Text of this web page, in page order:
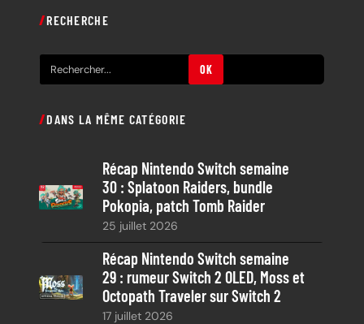
RECHERCHE
e
h
c
h
OK
DANS LA MÊME CATÉGORIE
Récap Nintendo Switch semaine
30 : Splatoon Raiders, bundle
Pokopia, patch Tomb Raider
25 juillet 2026
Récap Nintendo Switch semaine
29 : rumeur Switch 2 OLED, Moss et
Octopath Traveler sur Switch 2
17 juillet 2026